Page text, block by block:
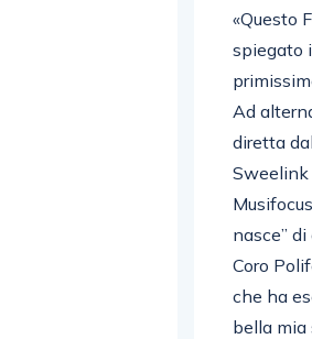
«Questo
spiegato
Ad
diretta
Sweelink
nasce”
Coro
che ha
bella mia